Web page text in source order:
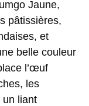
Jaune,
pâtissières,
et
belle couleur
l’œuf
les
un liant